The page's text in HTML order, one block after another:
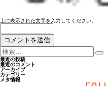
上に表示された文字を入力してください。
検
索:
検
最近の投稿
最近のコメント
アーカイブ
カテゴリー
メタ情報